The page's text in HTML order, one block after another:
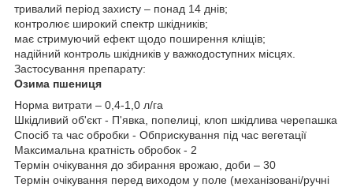
тривалий період захисту – понад 14 днів;
контролює широкий спектр шкідників;
має стримуючий ефект щодо поширення кліщів;
надійний контроль шкідників у важкодоступних місцях.
Застосування препарату:
Озима пшениця
Норма витрати – 0,4-1,0 л/га
Шкідливий об'єкт - П'явка, попелиці, клоп шкідлива черепашка
Спосіб та час обробки - Обприскування під час вегетації
Максимальна кратність обробок - 2
Термін очікування до збирання врожаю, доби – 30
Термін очікування перед виходом у поле (механізовані/ручні